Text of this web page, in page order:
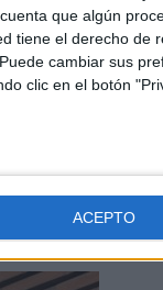
que algún
tiene el derecho de
cambiar sus
clic en el botón
ACEPTO
en dos
de la
120 euros
temporal
porcentual